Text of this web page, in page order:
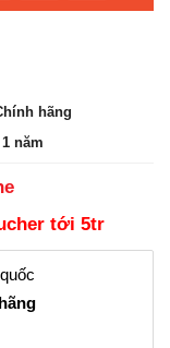
hãng
1 năm
tới 5tr